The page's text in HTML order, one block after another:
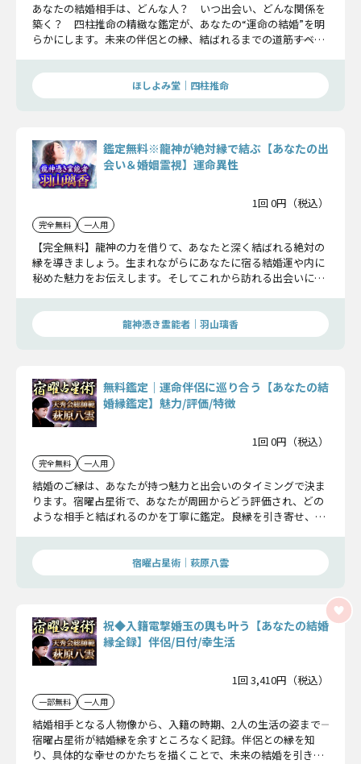
あなたの結婚相手は、どんな人？ いつ出会い、どんな関係を
築く？ 四柱推命の精緻な鑑定が、あなたの“運命の結婚”を明
らかにします。未来の伴侶との縁、結ばれるまでの道筋――すべて
ほしよみ堂｜四柱推命
鑑定無料※龍神が絶対縁で結ぶ【あなたの出
会い＆婚姻霊視】運命異性
1回 0円（税込）
完全無料 一人用
【完全無料】龍神の力を借りて、あなたと深く結ばれる絶対の
縁を導きましょう。生まれながらにあなたに宿る結婚運や内に
秘めた魅力をお伝えします。そしてこれから訪れる出会いにつ
龍神憑き霊能者｜羽山璃香
無料鑑定｜運命伴侶に巡り合う【あなたの結
婚縁鑑定】魅力/評価/特徴
1回 0円（税込）
完全無料 一人用
結婚のご縁は、あなたが持つ魅力と出会いのタイミングで決ま
ります。宿曜占星術で、あなたが周囲からどう評価され、どの
ような相手と結ばれるのかを丁寧に鑑定。良縁を引き寄せ、成
宿曜占星術│萩原八雲
祝◆入籍電撃婚玉の輿も叶う【あなたの結婚
縁全録】伴侶/日付/幸生活
1回 3,410円（税込）
一部無料 一人用
結婚相手となる人物像から、入籍の時期、2人の生活の姿まで――
宿曜占星術が結婚縁を余すところなく記録。伴侶との縁を知
り、具体的な幸せのかたちを描くことで、未来の結婚を引き寄